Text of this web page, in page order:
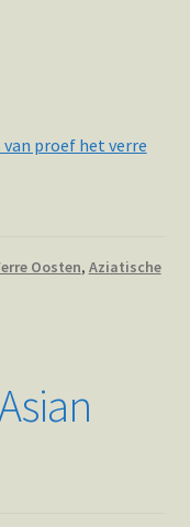
proef het verre
Oosten, Aziatische